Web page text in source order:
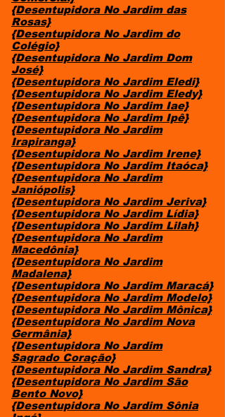
{Desentupidora No Jardim das
Rosas}
{Desentupidora No Jardim do
Colégio}
{Desentupidora No Jardim Dom
José}
{Desentupidora No Jardim Eledi}
{Desentupidora No Jardim Eledy}
{Desentupidora No Jardim Iae}
{Desentupidora No Jardim Ipê}
{Desentupidora No Jardim
Irapiranga}
{Desentupidora No Jardim Irene}
{Desentupidora No Jardim Itaóca}
{Desentupidora No Jardim
Janiópolis}
{Desentupidora No Jardim Jeriva}
{Desentupidora No Jardim Lídia}
{Desentupidora No Jardim Lilah}
{Desentupidora No Jardim
Macedônia}
{Desentupidora No Jardim
Madalena}
{Desentupidora No Jardim Maracá}
{Desentupidora No Jardim Modelo}
{Desentupidora No Jardim Mônica}
{Desentupidora No Jardim Nova
Germânia}
{Desentupidora No Jardim
Sagrado Coração}
{Desentupidora No Jardim Sandra}
{Desentupidora No Jardim São
Bento Novo}
{Desentupidora No Jardim Sônia